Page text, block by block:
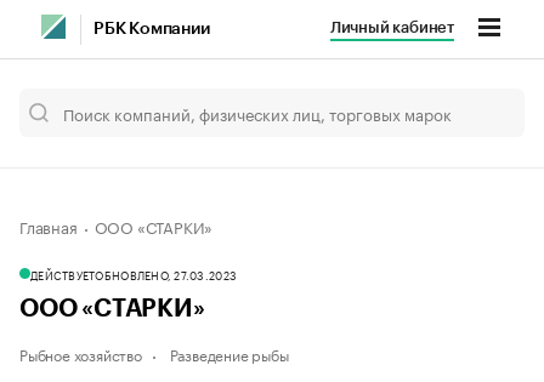
РБК Компании Личный кабинет
Главная ООО «СТАРКИ»
ДЕЙСТВУЕТОБНОВЛЕНО, 27.03.2023
ООО «СТАРКИ»
Рыбное хозяйство Разведение рыбы